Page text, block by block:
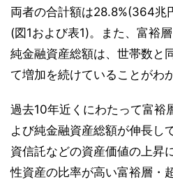
両者の合計額は28.8%(364兆
(図1および表1)。また、富裕
純金融資産総額は、世帯数と
て増加を続けていることがわ
過去10年近くにわたって富裕
よび純金融資産総額が伸長し
資信託などの資産価値の上昇
性資産の比率が高い富裕層・